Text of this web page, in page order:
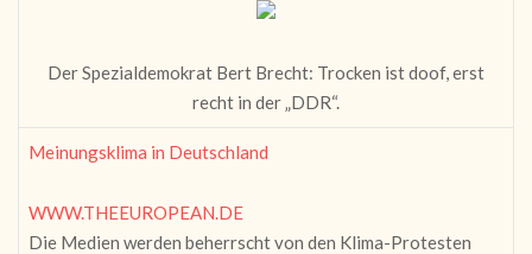
Der Spezialdemokrat Bert Brecht: Trocken ist doof, erst
recht in der „DDR“.
Meinungsklima in Deutschland
WWW.THEEUROPEAN.DE
Die Medien werden beherrscht von den Klima-Protesten